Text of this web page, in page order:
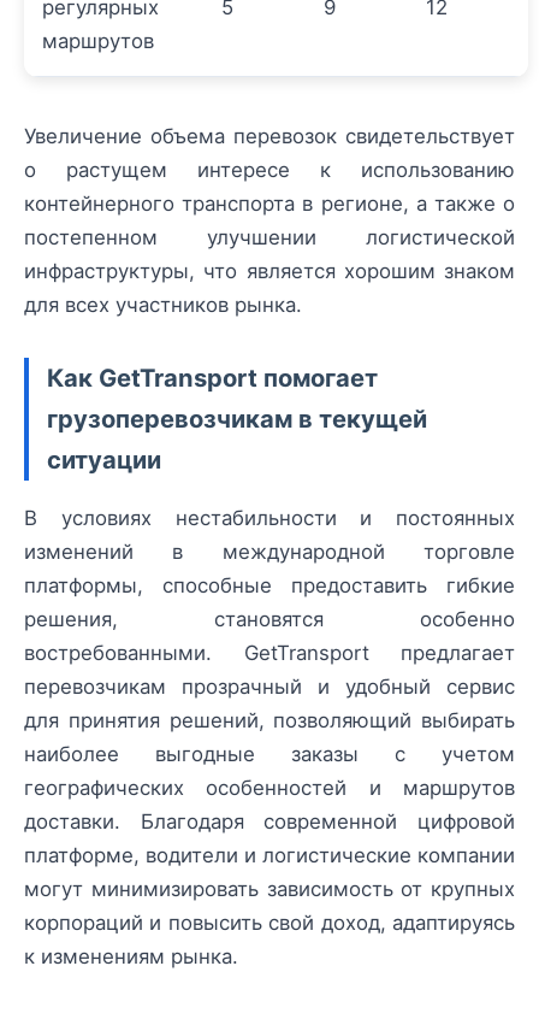
регулярных
маршрутов
5 9 12
Увеличение объема перевозок свидетельствует
о растущем интересе к использованию
контейнерного транспорта в регионе, а также о
постепенном улучшении логистической
инфраструктуры, что является хорошим знаком
для всех участников рынка.
Как GetTransport помогает
грузоперевозчикам в текущей
ситуации
В условиях нестабильности и постоянных
изменений в международной торговле
платформы, способные предоставить гибкие
решения, становятся особенно
востребованными. GetTransport предлагает
перевозчикам прозрачный и удобный сервис
для принятия решений, позволяющий выбирать
наиболее выгодные заказы с учетом
географических особенностей и маршрутов
доставки. Благодаря современной цифровой
платформе, водители и логистические компании
могут минимизировать зависимость от крупных
корпораций и повысить свой доход, адаптируясь
к изменениям рынка.